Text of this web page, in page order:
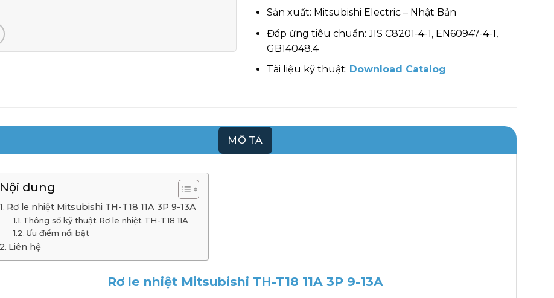
Sản xuất: Mitsubishi Electric – Nhật Bản
Đáp ứng tiêu chuẩn: JIS C8201-4-1, EN60947-4-1,
GB14048.4
Tài liệu kỹ thuật: Download Catalog
MÔ TẢ
Nội dung
Rơ le nhiệt Mitsubishi TH-T18 11A 3P 9-13A
Thông số kỹ thuật Rơ le nhiệt TH-T18 11A
Ưu điểm nổi bật
Liên hệ
Rơ le nhiệt Mitsubishi TH-T18 11A 3P 9-13A